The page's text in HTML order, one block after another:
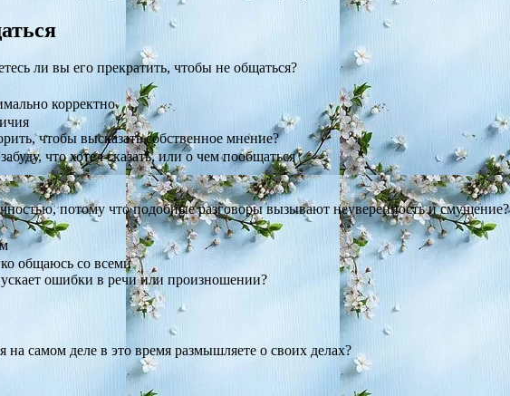
ли вы его прекратить, чтобы не общаться?
корректно
чтобы высказать собственное мнение?
что хотел сказать, или о чем пообщаться
потому что подобные разговоры вызывают неуверенность и смущение?
общаюсь со всеми
ошибки в речи или произношении?
на самом деле в это время размышляете о своих делах?